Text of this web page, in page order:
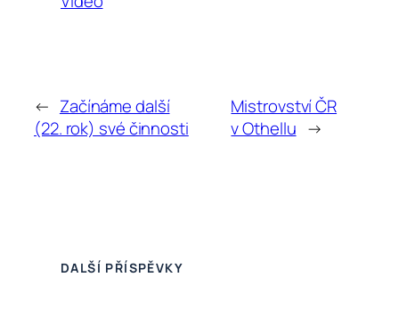
← Začínáme další
(22. rok) své činnosti
Mistrovství ČR
v Othellu →
DALŠÍ PŘÍSPĚVKY